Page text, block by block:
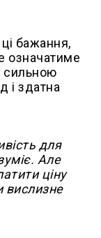
бажання,
означатиме
сильною
і здатна
для
Але
ціну
вислизне